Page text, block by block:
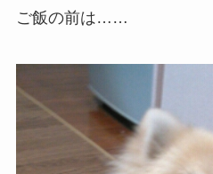
ご飯の前は……